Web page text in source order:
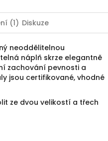
(1) Diskuze
neoddělitelnou
náplň skrze elegantně
zachování pevnosti a
jsou certifikované, vhodné
ze dvou velikostí a třech